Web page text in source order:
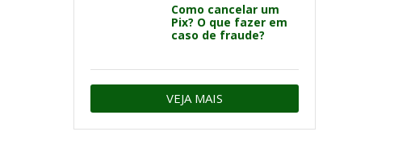
Como cancelar um
Pix? O que fazer em
caso de fraude?
VEJA MAIS